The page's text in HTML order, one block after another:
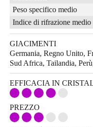
Peso specifico medio
Indice di rifrazione medio
GIACIMENTI
Germania, Regno Unito,
Sud Africa, Tailandia,
EFFICACIA IN
PREZZO